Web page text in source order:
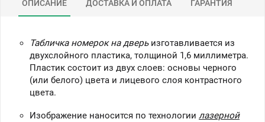
ОПИСАНИЕ ДОСТАВКА И ОПЛАТА ГАРАНТИЯ
Табличка номерок на дверьизготавливается из
двухслойного пластика, толщиной 1,6 миллиметра.
Пластик состоит из двух слоев: основы черного
(или белого) цвета и лицевого слоя контрастного
цвета.
Изображение наносится по технологии лазерной